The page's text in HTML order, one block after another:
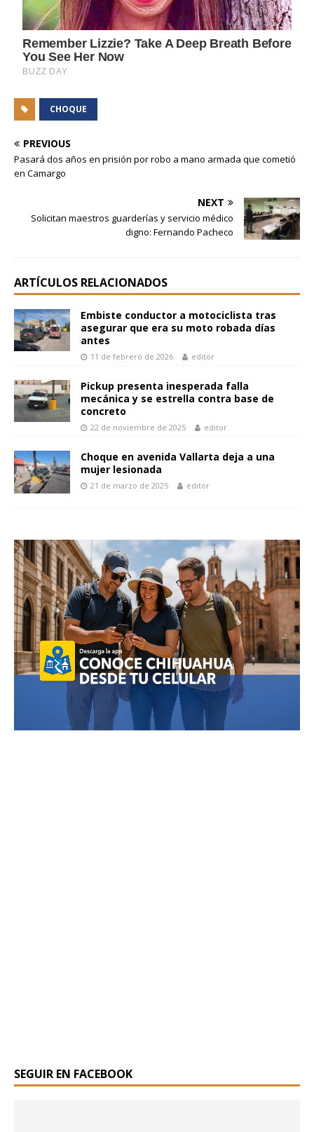
CHOQUE
PREVIOUS
Pasará dos años en prisión por robo a mano armada que cometió
en Camargo
NEXT
Solicitan maestros guarderías y servicio médico
digno: Fernando Pacheco
ARTÍCULOS RELACIONADOS
Embiste conductor a motociclista tras
asegurar que era su moto robada días
antes
11 de febrero de 2026 editor
Pickup presenta inesperada falla
mecánica y se estrella contra base de
concreto
22 de noviembre de 2025 editor
Choque en avenida Vallarta deja a una
mujer lesionada
21 de marzo de 2025 editor
SEGUIR EN FACEBOOK